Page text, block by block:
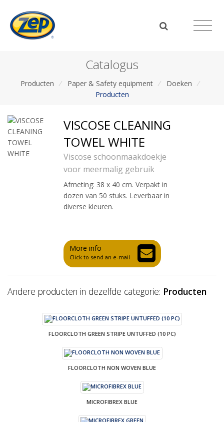
Catalogus
Producten / Paper & Safety equipment / Doeken /
Producten
VISCOSE CLEANING
TOWEL WHITE
Viscose schoonmaakdoekje
voor meermalig gebruik
Afmeting: 38 x 40 cm. Verpakt in
dozen van 50 stuks. Leverbaar in
diverse kleuren.
More info
Click to send an e-mail
Andere producten in dezelfde categorie: Producten
FLOORCLOTH GREEN STRIPE UNTUFFED (10 PC)
FLOORCLOTH NON WOVEN BLUE
MICROFIBREX BLUE